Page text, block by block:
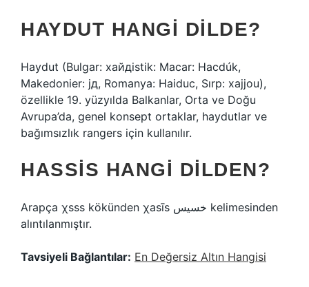
HAYDUT HANGI DILDE?
Haydut (Bulgar: хайдistik: Macar: Hacdúk,
Makedonier: јд, Romanya: Haiduc, Sırp: хајјou),
özellikle 19. yüzyılda Balkanlar, Orta ve Doğu
Avrupa’da, genel konsept ortaklar, haydutlar ve
bağımsızlık rangers için kullanılır.
HASSIS HANGI DILDEN?
Arapça χsss kökünden χasīs خسيس kelimesinden
alıntılanmıştır.
Tavsiyeli Bağlantılar: En Değersiz Altın Hangisi